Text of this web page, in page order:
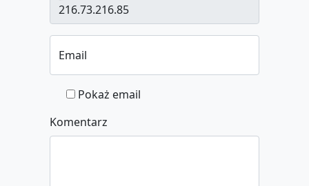
Email
Pokaż email
Komentarz